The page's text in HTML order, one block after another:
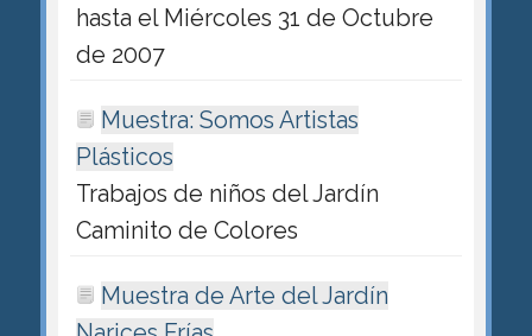
hasta el Miércoles 31 de Octubre
de 2007
Muestra: Somos Artistas
Plásticos
Trabajos de niños del Jardín
Caminito de Colores
Muestra de Arte del Jardín